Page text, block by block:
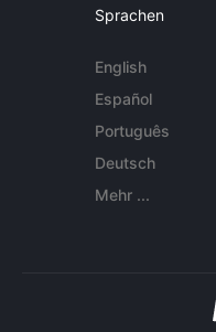
Sprachen
English
Español
Português
Deutsch
Mehr ...